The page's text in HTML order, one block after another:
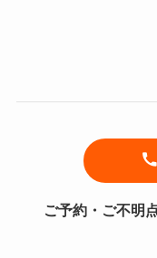
ご予約・ご不明